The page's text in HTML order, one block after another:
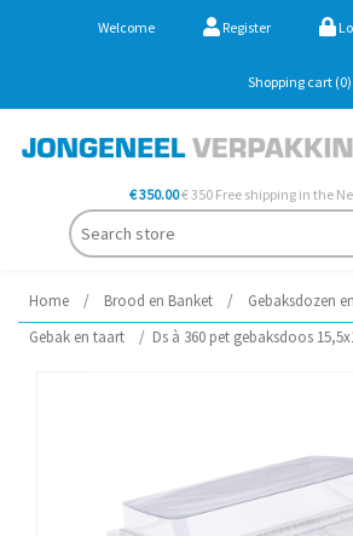
Welcome Register
Shopping cart (0)
€ 350.00€ 350 Free shipping in the
Home / Brood en Banket / Gebaksdozen
Gebak en taart
/ Ds à 360 pet gebaksdoos